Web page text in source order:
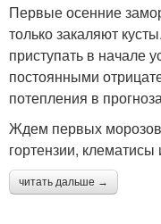
Первые осенние
только закаляют
приступать в начале
постоянными
потепления в
Ждем первых
гортензии,
читать дальше →